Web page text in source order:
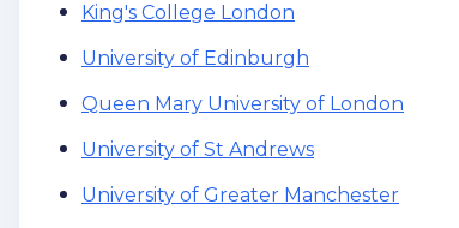
King's College London
University of Edinburgh
Queen Mary University of London
University of St Andrews
University of Greater Manchester